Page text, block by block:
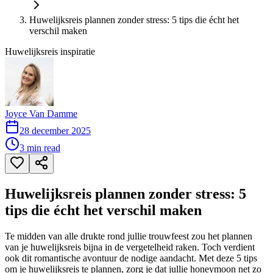
Huwelijksreis plannen zonder stress: 5 tips die écht het
verschil maken
Huwelijksreis inspiratie
Joyce Van Damme
28 december 2025
3 min read
Huwelijksreis plannen zonder stress: 5
tips die écht het verschil maken
Te midden van alle drukte rond jullie trouwfeest zou het plannen
van je huwelijksreis bijna in de vergetelheid raken. Toch verdient
ook dit romantische avontuur de nodige aandacht. Met deze 5 tips
om je huwelijksreis te plannen, zorg je dat jullie honeymoon net zo